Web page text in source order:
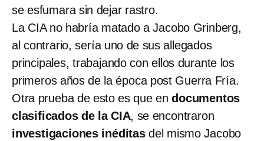
se esfumara sin dejar rastro.
La CIA no habría matado a Jacobo Grinberg,
al contrario, sería uno de sus allegados
principales, trabajando con ellos durante los
primeros años de la época post Guerra Fría.
Otra prueba de esto es que endocumentos
clasificados de la CIA, se encontraron
investigaciones inéditasdel mismo Jacobo